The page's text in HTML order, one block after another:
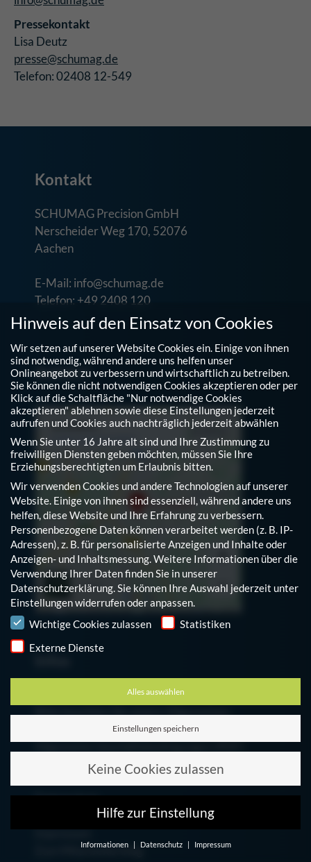
Pressekontakt
Lisa Deutz
presse@schumag.de
Telefon: 02408 12-549
Kontakt
SCHUMAG Precision GmbH
Nerscheider Weg 170, 52076
Aachen
E-Mail: info@schumag.de
Telefon: +49 2408 120
Anfahrt
Bitte beachten Sie unsere Allgemeinen
Geschäfts- und Einkaufsbedingungen:
Allgemeine Geschäftsbedingungen (PDF)
Allgemeine Einkaufsbedingungen (PDF)
Datenschutz
Cookie-Einstellungen bearbeiten
Impressum
Zum Mitarbeiterblog
Hinweis auf den Einsatz von Cookies
Wir setzen auf unserer Website Cookies ein. Einige von ihnen
sind notwendig, während andere uns helfen unser
Onlineangebot zu verbessern und wirtschaftlich zu betreiben.
Sie können die nicht notwendigen Cookies akzeptieren oder per
Klick auf die Schaltfläche "Nur notwendige Cookies
akzeptieren" ablehnen sowie diese Einstellungen jederzeit
aufrufen und Cookies auch nachträglich jederzeit abwählen
Wenn Sie unter 16 Jahre alt sind und Ihre Zustimmung zu
freiwilligen Diensten geben möchten, müssen Sie Ihre
Erziehungsberechtigten um Erlaubnis bitten.
Wir verwenden Cookies und andere Technologien auf unserer
Website. Einige von ihnen sind essenziell, während andere uns
helfen, diese Website und Ihre Erfahrung zu verbessern.
Personenbezogene Daten können verarbeitet werden (z. B. IP-
Adressen), z. B. für personalisierte Anzeigen und Inhalte oder
Anzeigen- und Inhaltsmessung.Weitere Informationen über die
Verwendung Ihrer Daten finden Sie in unserer
Datenschutzerklärung.Sie können Ihre Auswahl jederzeit unter
Einstellungenwiderrufen oder anpassen.
Hinweis auf den Einsatz von Cookies
Wichtige Cookies zulassen
Statistiken
Externe Dienste
Alles auswählen
Einstellungen speichern
Keine Cookies zulassen
Hilfe zur Einstellung
Informationen Datenschutz Impressum